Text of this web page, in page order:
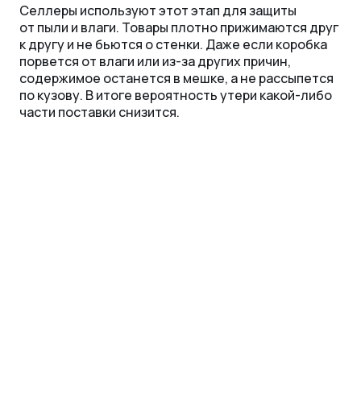
Селлеры используют этот этап для защиты
от пыли и влаги. Товары плотно прижимаются друг
к другу и не бьются о стенки. Даже если коробка
порвется от влаги или из-за других причин,
содержимое останется в мешке, а не рассыпется
по кузову. В итоге вероятность утери какой-либо
части поставки снизится.